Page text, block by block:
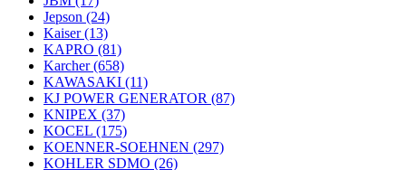
Jepson (24)
Kaiser(13)
KAPRO (81)
Karcher(658)
KAWASAKI (11)
KJ POWER GENERATOR (87)
KNIPEX (37)
KOCEL (175)
KOENNER-SOEHNEN (297)
KOHLER SDMO (26)